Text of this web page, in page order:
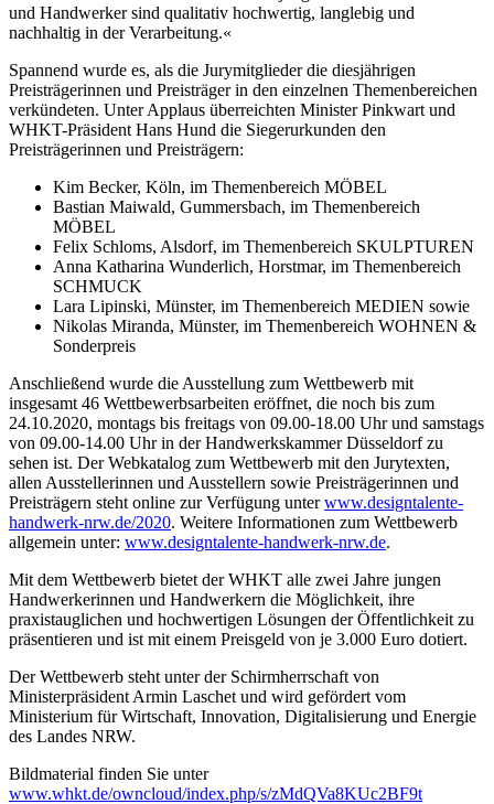
und Handwerker sind qualitativ hochwertig, langlebig und
nachhaltig in der Verarbeitung.«
Spannend wurde es, als die Jurymitglieder die diesjährigen
Preisträgerinnen und Preisträger in den einzelnen Themenbereichen
verkündeten. Unter Applaus überreichten Minister Pinkwart und
WHKT-Präsident Hans Hund die Siegerurkunden den
Preisträgerinnen und Preisträgern:
Kim Becker, Köln, im Themenbereich MÖBEL
Bastian Maiwald, Gummersbach, im Themenbereich
MÖBEL
Felix Schloms, Alsdorf, im Themenbereich SKULPTUREN
Anna Katharina Wunderlich, Horstmar, im Themenbereich
SCHMUCK
Lara Lipinski, Münster, im Themenbereich MEDIEN sowie
Nikolas Miranda, Münster, im Themenbereich WOHNEN &
Sonderpreis
Anschließend wurde die Ausstellung zum Wettbewerb mit
insgesamt 46 Wettbewerbsarbeiten eröffnet, die noch bis zum
24.10.2020, montags bis freitags von 09.00-18.00 Uhr und samstags
von 09.00-14.00 Uhr in der Handwerkskammer Düsseldorf zu
sehen ist. Der Webkatalog zum Wettbewerb mit den Jurytexten,
allen Ausstellerinnen und Ausstellern sowie Preisträgerinnen und
Preisträgern steht online zur Verfügung unterwww.designtalente-
handwerk-nrw.de/2020. Weitere Informationen zum Wettbewerb
allgemein unter: www.designtalente-handwerk-nrw.de.
Mit dem Wettbewerb bietet der WHKT alle zwei Jahre jungen
Handwerkerinnen und Handwerkern die Möglichkeit, ihre
praxistauglichen und hochwertigen Lösungen der Öffentlichkeit zu
präsentieren und ist mit einem Preisgeld von je 3.000 Euro dotiert.
Der Wettbewerb steht unter der Schirmherrschaft von
Ministerpräsident Armin Laschet und wird gefördert vom
Ministerium für Wirtschaft, Innovation, Digitalisierung und Energie
des Landes NRW.
Bildmaterial finden Sie unter
www.whkt.de/owncloud/index.php/s/zMdQVa8KUc2BF9t